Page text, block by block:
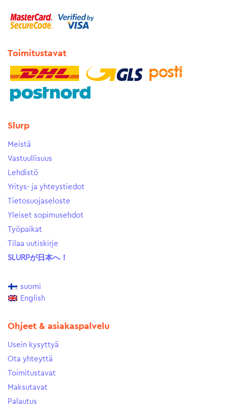
Toimitustavat
Slurp
Meistä
Vastuullisuus
Lehdistö
Yritys- ja yhteystiedot
Tietosuojaseloste
Yleiset sopimusehdot
Työpaikat
Tilaa uutiskirje
SLURPが日本へ！
suomi
English
Ohjeet & asiakaspalvelu
Usein kysyttyä
Ota yhteyttä
Toimitustavat
Maksutavat
Palautus